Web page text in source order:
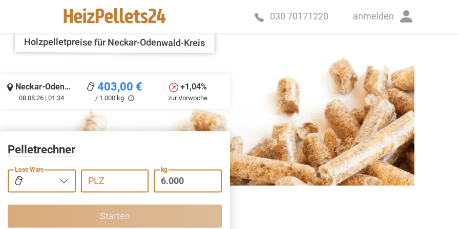
030 70171220 anmelden
Holzpelletpreise für Neckar-Odenwald-Kreis
Neckar-Odenwald-Kreis
08.08.26 | 01:34
403,00 €
/ 1.000 kg
+1,04%
zur Vorwoche
Pelletrechner
Lose Ware
PLZ
kg
Starten